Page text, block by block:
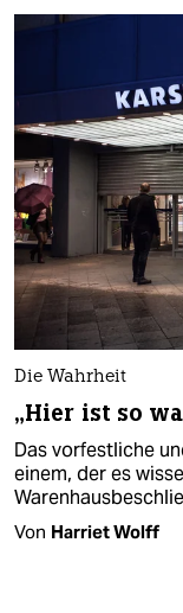
Die Wahrheit
„Hier ist so
Das vorfestliche
einem, der es
Von Harriet Wolff